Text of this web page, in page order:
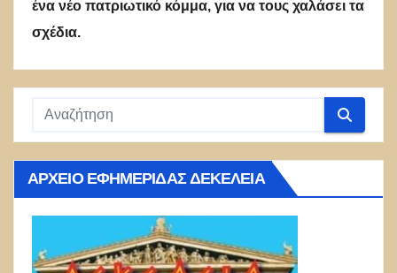
ένα νέο πατριωτικό κόμμα, για να τους χαλάσει τα
σχέδια.
ΑΡΧΕΊΟ ΕΦΗΜΕΡΊΔΑΣ ΔΕΚΈΛΕΙΑ